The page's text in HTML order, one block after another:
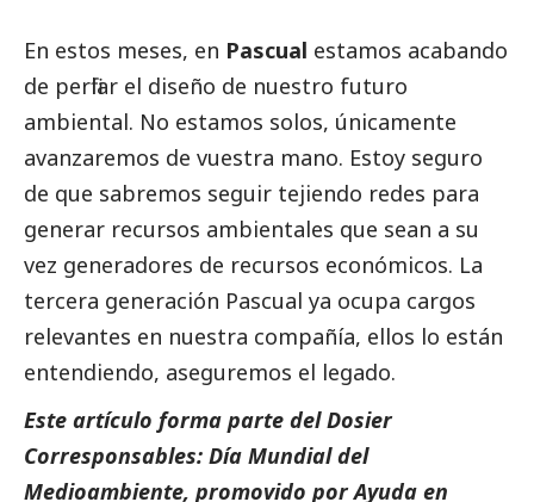
En estos meses, en Pascual estamos acabando
de perfilar el diseño de nuestro futuro
ambiental. No estamos solos, únicamente
avanzaremos de vuestra mano. Estoy seguro
de que sabremos seguir tejiendo redes para
generar recursos ambientales que sean a su
vez generadores de recursos económicos. La
tercera generación Pascual ya ocupa cargos
relevantes en nuestra compañía, ellos lo están
entendiendo, aseguremos el legado.
Este artículo forma parte delDosier
Corresponsables: Día Mundial del
Medioambiente, promovido por Ayuda en